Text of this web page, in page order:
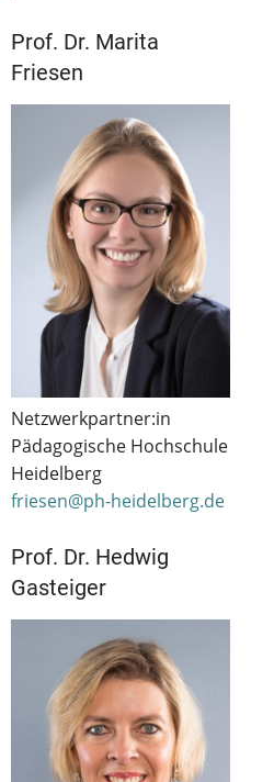
Prof. Dr. Marita
Friesen
Netzwerkpartner:in
Pädagogische Hochschule
Heidelberg
friesen@ph-heidelberg.de
Prof. Dr. Hedwig
Gasteiger